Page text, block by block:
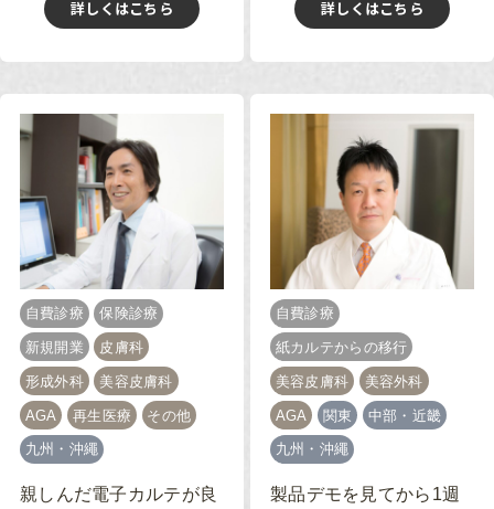
詳しくはこちら 詳しくはこちら
自費診療 保険診療
新規開業 皮膚科
形成外科 美容皮膚科
AGA 再生医療 その他
九州・沖繩
親しんだ電子カルテが良
自費診療
紙カルテからの移行
美容皮膚科 美容外科
AGA 関東 中部・近畿
九州・沖繩
製品デモを見てから1週